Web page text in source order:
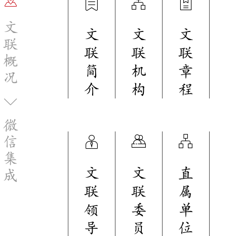
文
联
概
况
微
信
集
成
文
联
简
介
文
联
机
构
文
联
章
程
文
联
领
导
文
联
委
员
直
属
单
位